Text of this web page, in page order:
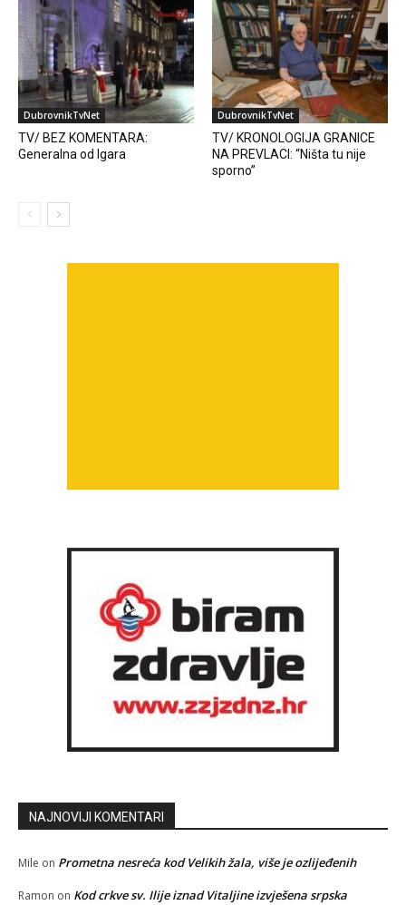
DubrovnikTvNet
TV/ BEZ KOMENTARA:
Generalna od Igara
DubrovnikTvNet
TV/ KRONOLOGIJA GRANICE
NA PREVLACI: “Ništa tu nije
sporno”
NAJNOVIJI KOMENTARI
Mile on Prometna nesreća kod Velikih žala, više je ozlijeđenih
Ramon on Kod crkve sv. Ilije iznad Vitaljine izvješena srpska